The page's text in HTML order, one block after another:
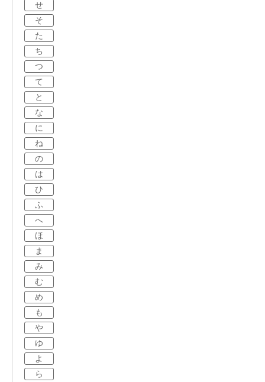
せ
そ
た
ち
つ
て
と
な
に
ね
の
は
ひ
ふ
へ
ほ
ま
み
む
め
も
や
ゆ
よ
ら